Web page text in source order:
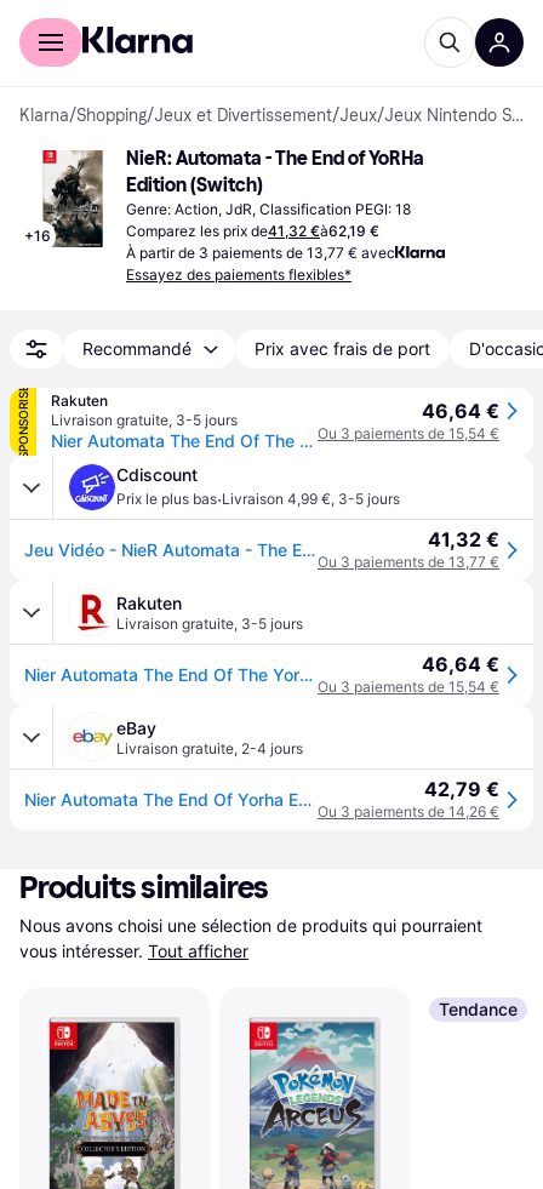
Acheter avec Klarna
Klarna/Shopping/Jeux et Divertissement/Jeux/ Jeux Nintendo Switch
+16
NieR: Automata - The End of YoRHa
Edition (Switch)
Genre: Action, JdR, Classification PEGI: 18
Comparez les prix de41,32 €à62,19 €
À partir de 3 paiements de 13,77 € avec
Essayez des paiements flexibles*
Recommandé Prix avec frais de port
SPONSORISÉ
Rakuten
Livraison gratuite, 3-5 jours
Nier Automata The End Of The Yorha Edition For Nintendo Switch
46,64 €
Ou 3 paiements de 15,54 €
Cdiscount
Prix le plus bas·Livraison 4,99 €, 3-5 jours
Jeu Vidéo - NieR Automata - The End of YoRHa Edition - Nintendo Switch - Action - 18+ 41,32 €
Ou 3 paiements de 13,77 €
Rakuten
Livraison gratuite, 3-5 jours
Nier Automata The End Of The Yorha Edition For Nintendo Switch 46,64 €
Ou 3 paiements de 15,54 €
eBay
Livraison gratuite, 2-4 jours
Nier Automata The End Of Yorha Edition Switch Uk (game In English/francais/d 42,79 €
Ou 3 paiements de 14,26 €
Produits similaires
Nous avons choisi une sélection de produits qui pourraient
vous intéresser. Tout afficher
Tendance